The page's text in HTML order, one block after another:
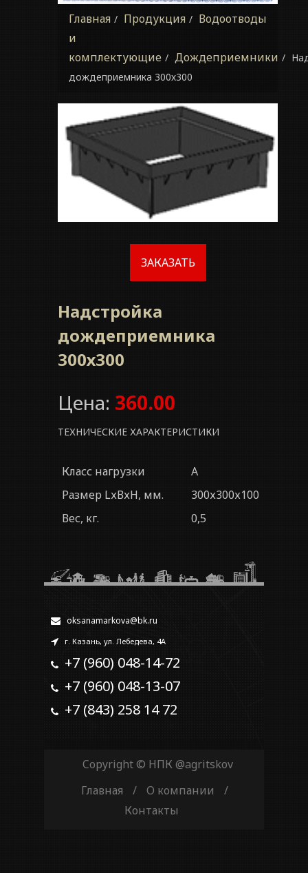
Главная Продукция
Водоотводы
и
комплектующие
Дождеприемники
дождеприемника 300х300
ЗАКАЗАТЬ
Надстройка
дождеприемника
300х300
Цена: 360.00
ТЕХНИЧЕСКИЕ ХАРАКТЕРИСТИКИ
Класс нагрузки
A
Размер LхВхН, мм.
300х300х100
Вес, кг.
0,5
oksanamarkova@bk.ru
г. Казань, ул. Лебедева, 4А
+7 (960) 048-14-72
+7 (960) 048-13-07
+7 (843) 258 14 72
Copyright © НПК@agritskov
Главная
/ О компании
/
Контакты